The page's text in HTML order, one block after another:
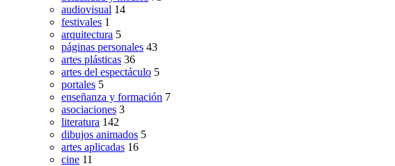
audiovisual 14
festivales 1
arquitectura 5
páginas personales 43
artes plásticas 36
artes del espectáculo 5
portales 5
enseñanza y formación 7
asociaciones 3
literatura 142
dibujos animados 5
artes aplicadas 16
cine 11